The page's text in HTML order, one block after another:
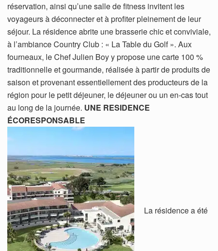
réservation, ainsi qu’une salle de fitness invitent les
voyageurs à déconnecter et à profiter pleinement de leur
séjour. La résidence abrite une brasserie chic et conviviale,
à l’ambiance Country Club : « La Table du Golf ». Aux
fourneaux, le Chef Julien Boy y propose une carte 100 %
traditionnelle et gourmande, réalisée à partir de produits de
saison et provenant essentiellement des producteurs de la
région pour le petit déjeuner, le déjeuner ou un en-cas tout
au long de la journée. UNE RESIDENCE
ÉCORESPONSABLE
La résidence a été